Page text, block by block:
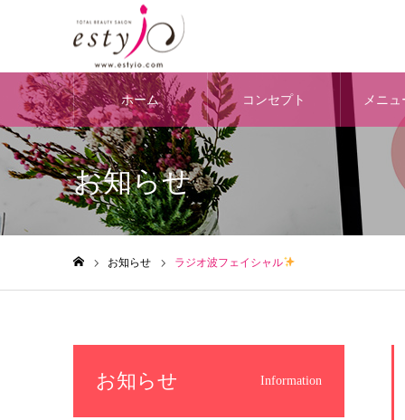
ホーム コンセプト メニ
お知らせ
お知らせ ラジオ波フェイシャル
お知らせ Information